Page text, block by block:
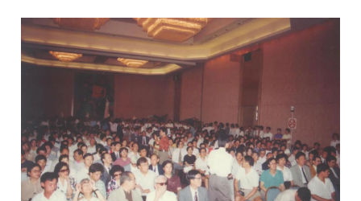
搜索